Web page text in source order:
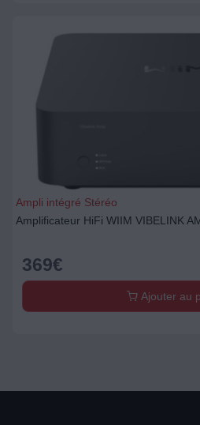
Ampli intégré Stéréo
Amplificateur HiFi WIIM VIBELINK
369€
Ajouter au